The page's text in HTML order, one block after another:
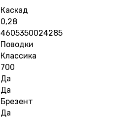
Каскад
0,28
4605350024285
Поводки
Классика
700
Да
Да
Брезент
Да